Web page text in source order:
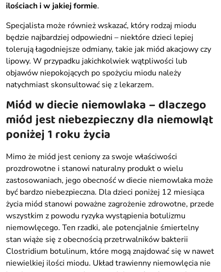
ilościach i w jakiej formie.
Specjalista może również wskazać, który rodzaj miodu
będzie najbardziej odpowiedni – niektóre dzieci lepiej
tolerują łagodniejsze odmiany, takie jak miód akacjowy czy
lipowy. W przypadku jakichkolwiek wątpliwości lub
objawów niepokojących po spożyciu miodu należy
natychmiast skonsultować się z lekarzem.
Miód w diecie niemowlaka – dlaczego
miód jest niebezpieczny dla niemowląt
poniżej 1 roku życia
Mimo że miód jest ceniony za swoje właściwości
prozdrowotne i stanowi naturalny produkt o wielu
zastosowaniach, jego obecność w diecie niemowlaka może
być bardzo niebezpieczna. Dla dzieci poniżej 12 miesiąca
życia miód stanowi poważne zagrożenie zdrowotne, przede
wszystkim z powodu ryzyka wystąpienia botulizmu
niemowlęcego. Ten rzadki, ale potencjalnie śmiertelny
stan wiąże się z obecnością przetrwalników bakterii
Clostridium botulinum, które mogą znajdować się w nawet
niewielkiej ilości miodu. Układ trawienny niemowlęcia nie